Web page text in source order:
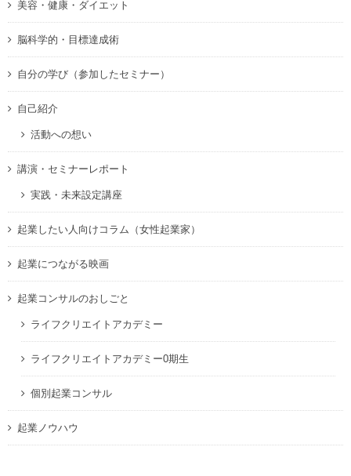
美容・健康・ダイエット
脳科学的・目標達成術
自分の学び（参加したセミナー）
自己紹介
活動への想い
講演・セミナーレポート
実践・未来設定講座
起業したい人向けコラム（女性起業家）
起業につながる映画
起業コンサルのおしごと
ライフクリエイトアカデミー
ライフクリエイトアカデミー0期生
個別起業コンサル
起業ノウハウ